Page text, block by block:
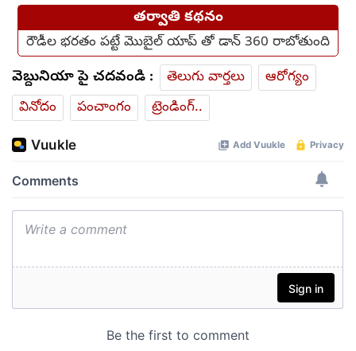
తర్వాతి కథనం
రౌడీల భరతం పట్టే మొబైల్ యాప్ తో డాన్ 360 రాబోతుంది
వెబ్దునియా పై చదవండి : తెలుగు వార్తలు
ఆరోగ్యం
వినోదం
పంచాంగం ట్రెండింగ్..